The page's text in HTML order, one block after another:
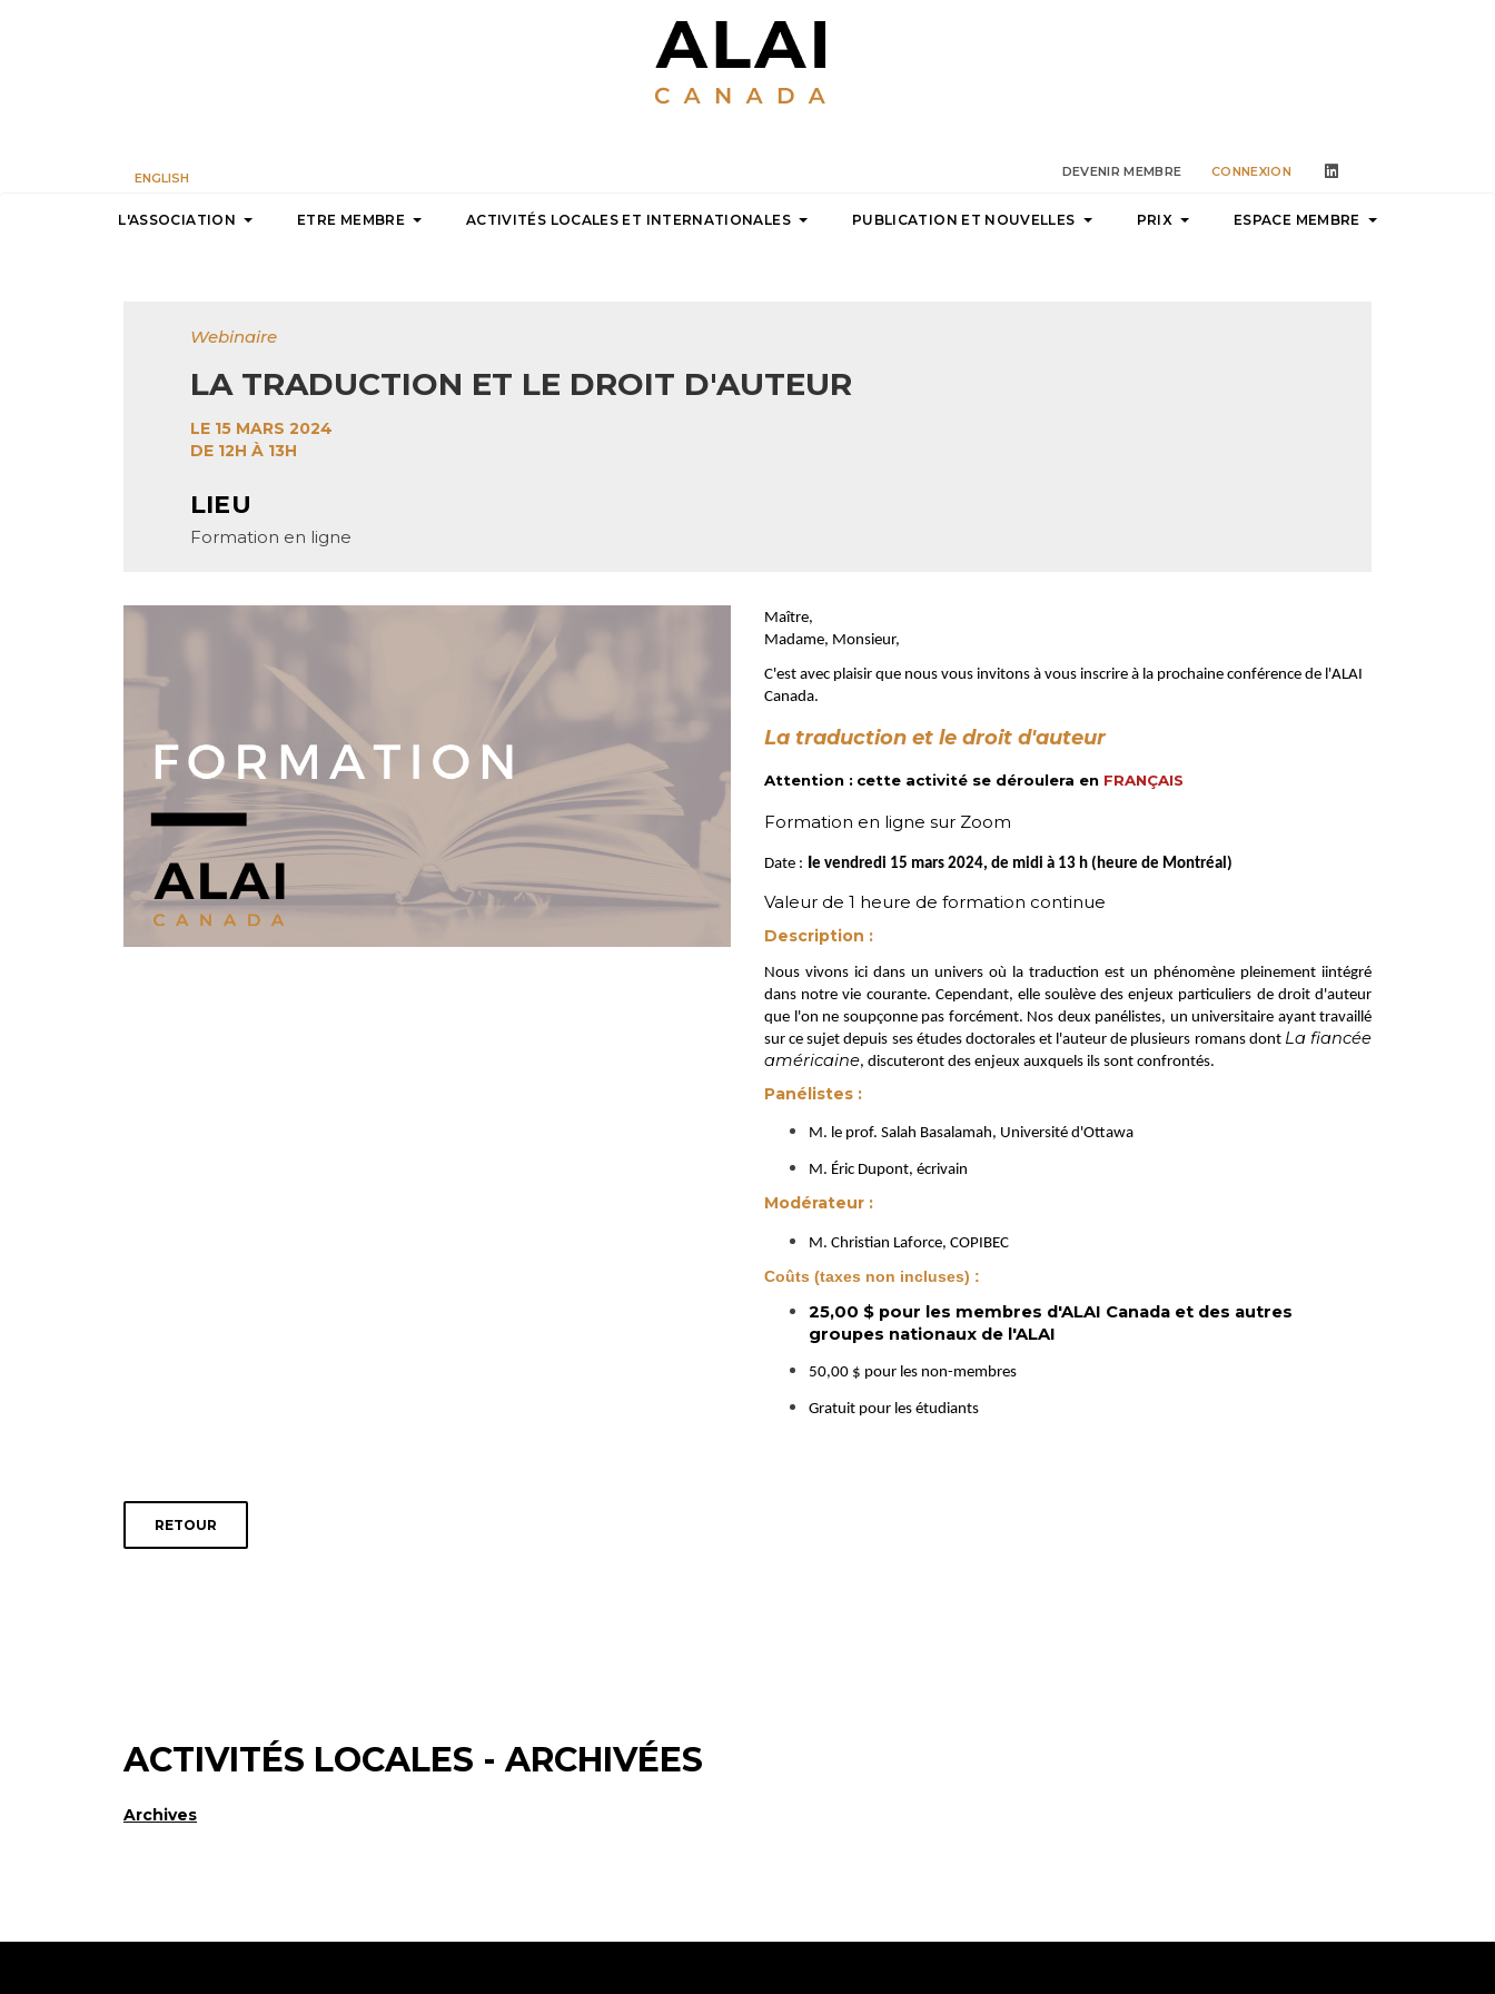
DEVENIR MEMBRE CONNEXION linkedin
ENGLISH
L'ASSOCIATION ETRE MEMBRE ACTIVITÉS LOCALES ET INTERNATIONALES PUBLICATION ET NOUVELLES PRIX ESPACE MEMBRE
Webinaire
LA TRADUCTION ET LE DROIT D'AUTEUR
LE 15 MARS 2024
DE 12H À 13H
LIEU
Formation en ligne
Maître,
Madame, Monsieur,
C'est avec plaisir que nous vous invitons à vous inscrire à la prochaine conférence de l'ALAI
Canada.
La traduction et le droit d'auteur
Attention : cette activité se déroulera en FRANÇAIS
Formation en ligne sur Zoom
Date : le vendredi 15 mars 2024, de midi à 13 h (heure de Montréal)
Valeur de 1 heure de formation continue
Description :
Nous vivons ici dans un univers où la traduction est un phénomène pleinement iintégré
dans notre vie courante. Cependant, elle soulève des enjeux particuliers de droit d'auteur
que l'on ne soupçonne pas forcément. Nos deux panélistes, un universitaire ayant travaillé
sur ce sujet depuis ses études doctorales et l'auteur de plusieurs romans dont La fiancée
américaine, discuteront des enjeux auxquels ils sont confrontés.
Panélistes :
M. le prof. Salah Basalamah, Université d'Ottawa
M. Éric Dupont, écrivain
Modérateur :
M. Christian Laforce, COPIBEC
Coûts (taxes non incluses) :
25,00 $ pour les membres d'ALAI Canada et des autres
groupes nationaux de l'ALAI
50,00 $ pour les non-membres
Gratuit pour les étudiants
RETOUR
ACTIVITÉS LOCALES - ARCHIVÉES
Archives